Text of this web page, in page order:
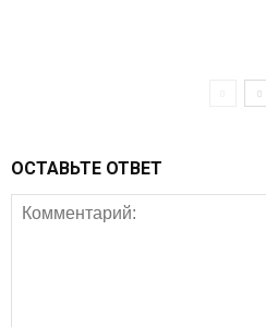
ОСТАВЬТЕ ОТВЕТ